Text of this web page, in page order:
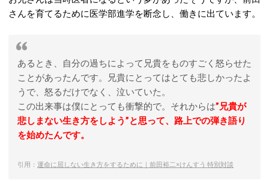
さんを育てるために医学部進学を断念し、働きに出ています。
あるとき、自分の過ちによって兄貴をものすごく怒らせた
ことがあったんです。兄貴にとってはとても悲しかったよ
うで、怒るだけでなく、泣いていた。
この出来事は僕にとっても衝撃的で。それからは”兄貴が
悲しまない生き方をしよう”と思って、路上での弾き語り
を始めたんです。
引用： 運命に屈しない生き方をするために｜前田裕二×けんすう 特別対談